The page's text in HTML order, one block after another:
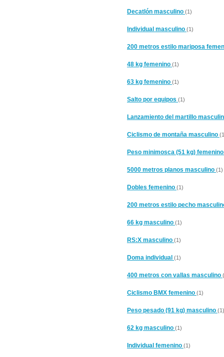
Decatlón masculino (1)
Individual masculino (1)
200 metros estilo mariposa
48 kg femenino (1)
63 kg femenino (1)
Salto por equipos (1)
Lanzamiento del martillo
Ciclismo de montaña masculino
Peso minimosca (51 kg)
5000 metros planos masculino (1)
Dobles femenino (1)
200 metros estilo pecho
66 kg masculino (1)
RS:X masculino (1)
Doma individual (1)
400 metros con vallas masculino
Ciclismo BMX femenino (1)
Peso pesado (91 kg) masculino (1)
62 kg masculino (1)
Individual femenino (1)